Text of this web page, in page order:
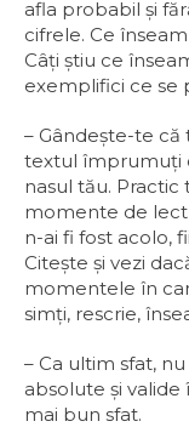
afla probabil și
cifrele. Ce
Câţi știu ce
exemplifici ce se
– Gândește-te că
textul împrumuţi
nasul tău.
momente de
n-ai fi fost acolo,
Citește și vezi
momentele în
simţi, rescrie,
– Ca ultim sfat,
absolute și
mai bun sfat.